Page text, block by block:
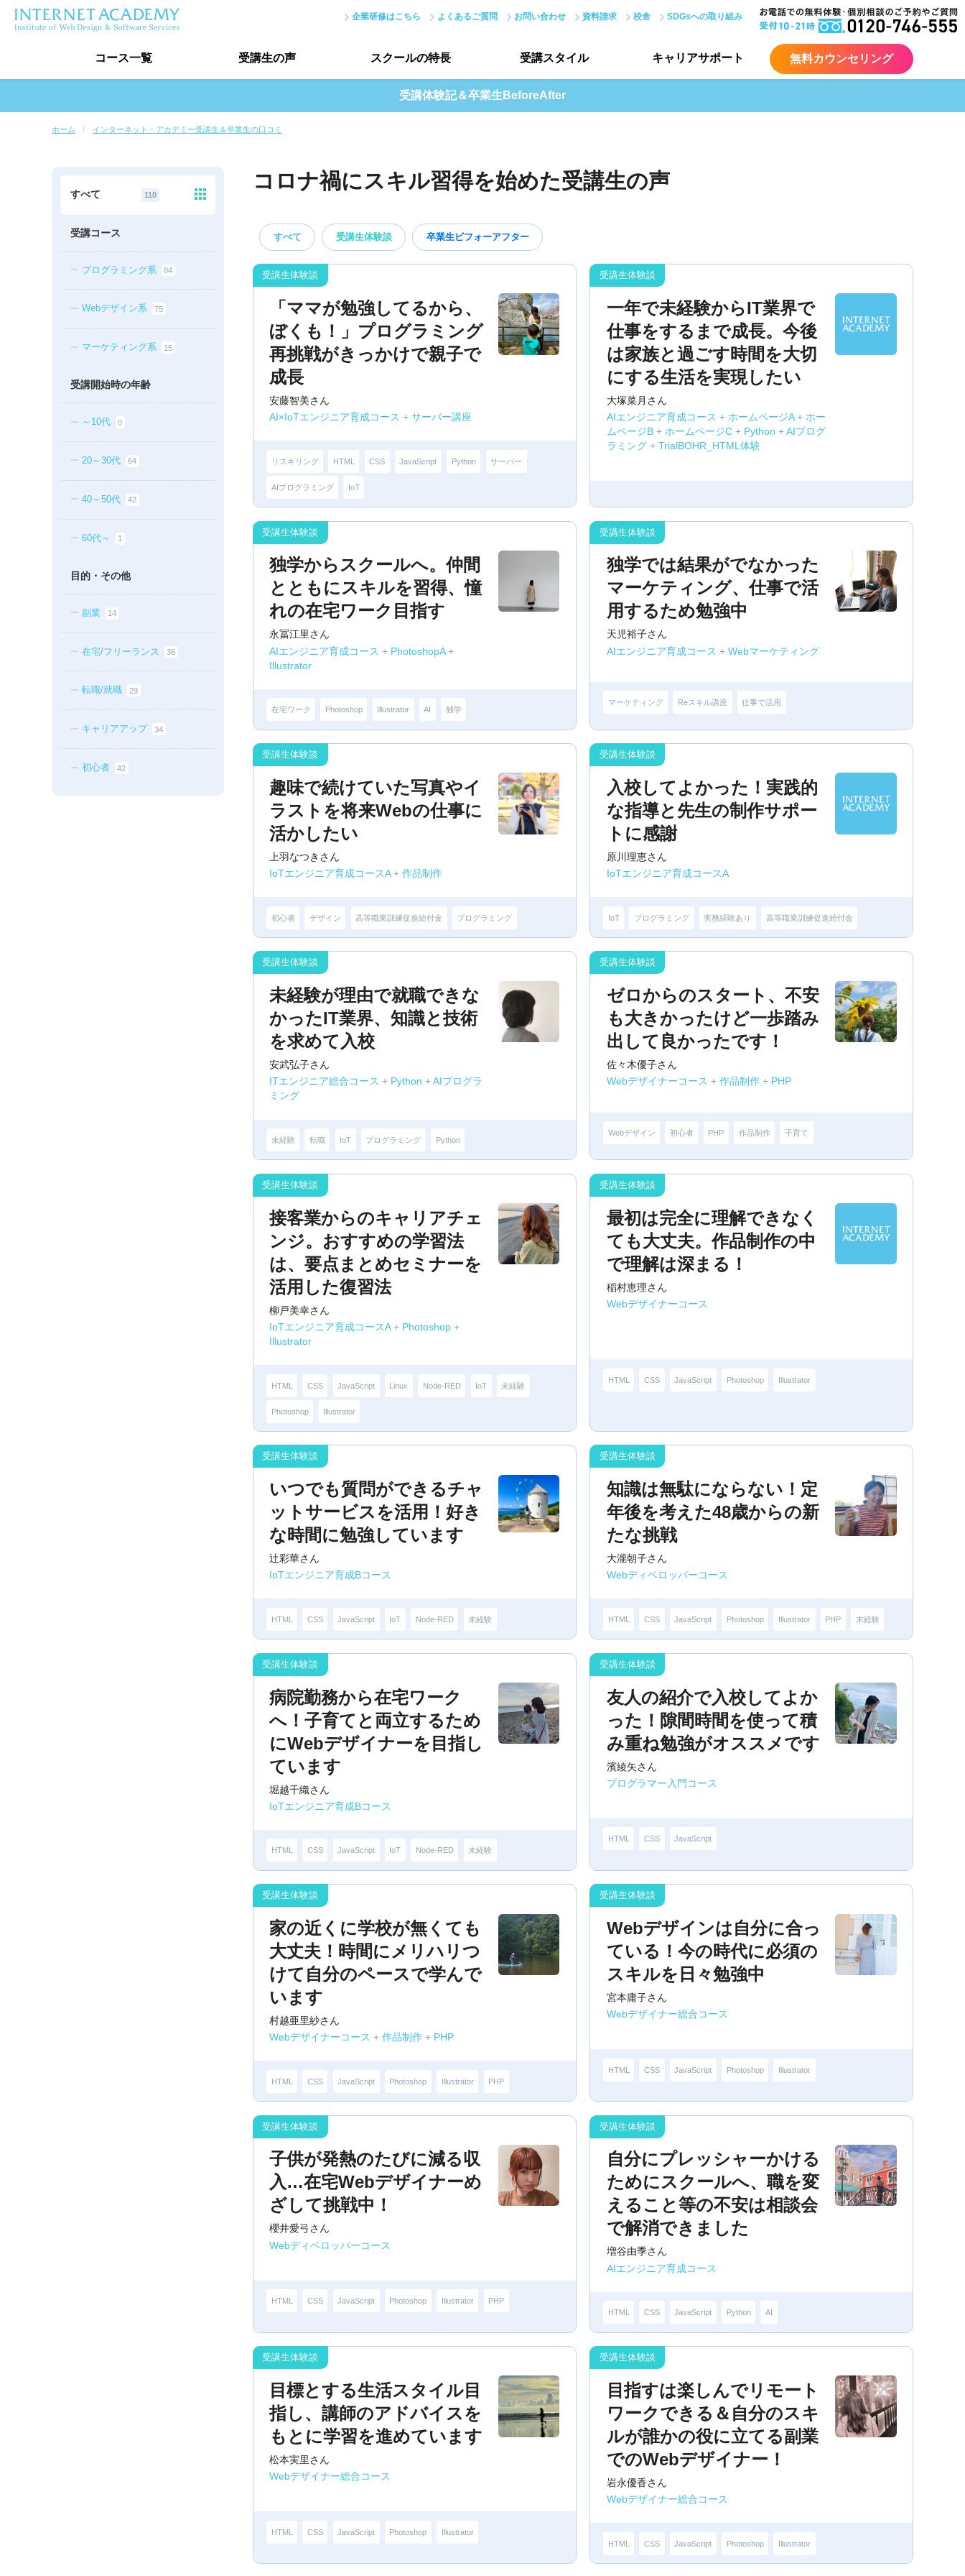
企業研修はこちら よくあるご質問 お問い合わせ 資料請求 校舎 SDGsへの取り組み
コース一覧 受講生の声
受講生の声トップ
受講生インタビュー
最新口コミ情報
スクールの特長
スクールの特長トップ
現場のノウハウ
最新で正確なスキル
受講スタイル
受講スタイルトップ
授業評価アンケート
キャリアサポート 無料カウンセリング
受講体験記＆卒業生BeforeAfter
ホーム インターネット・アカデミー受講生＆卒業生の口コミ
コロナ禍にスキル習得を始めた受講生の声
すべて 受講生体験談 卒業生ビフォーアフター
「ママが勉強してるから、
ぼくも！」プログラミング
再挑戦がきっかけで親子で
成長
安藤智美さん
AI×IoTエンジニア育成コース +サーバー講座
リスキリング HTML CSS JavaScript Python サーバー
AIプログラミング IoT
一年で未経験からIT業界で
仕事をするまで成長。今後
は家族と過ごす時間を大切
にする生活を実現したい
大塚菜月さん
AIエンジニア育成コース + ホームページA+ ホー
ムページB+ ホームページC+ Python +AIプログ
ラミング+ TrialBOHR_HTML体験
独学からスクールへ。仲間
とともにスキルを習得、憧
れの在宅ワーク目指す
永冨江里さん
AIエンジニア育成コース + PhotoshopA+
Illustrator
在宅ワーク Photoshop Illustrator AI 独学
独学では結果がでなかった
マーケティング、仕事で活
用するため勉強中
天児裕子さん
AIエンジニア育成コース + Webマーケティング
マーケティング Reスキル講座 仕事で活用
趣味で続けていた写真やイ
ラストを将来Webの仕事に
活かしたい
上羽なつきさん
IoTエンジニア育成コースA+作品制作
初心者 デザイン 高等職業訓練促進給付金 プログラミング
入校してよかった！実践的
な指導と先生の制作サポー
トに感謝
原川理恵さん
IoTエンジニア育成コースA
IoT プログラミング 実務経験あり 高等職業訓練促進給付金
未経験が理由で就職できな
かったIT業界、知識と技術
を求めて入校
安武弘子さん
ITエンジニア総合コース + Python +AIプログラ
ミング
未経験 転職 IoT プログラミング Python
ゼロからのスタート、不安
も大きかったけど一歩踏み
出して良かったです！
佐々木優子さん
Webデザイナーコース + 作品制作+ PHP
Webデザイン 初心者 PHP 作品制作 子育て
接客業からのキャリアチェ
ンジ。おすすめの学習法
は、要点まとめセミナーを
活用した復習法
柳戸美幸さん
IoTエンジニア育成コースA+ Photoshop +
Illustrator
HTML CSS JavaScript Linux Node-RED IoT 未経験
Photoshop Illustrator
最初は完全に理解できなく
ても大丈夫。作品制作の中
で理解は深まる！
稲村恵理さん
Webデザイナーコース
HTML CSS JavaScript Photoshop Illustrator
いつでも質問ができるチャ
ットサービスを活用！好き
な時間に勉強しています
辻彩華さん
IoTエンジニア育成Bコース
HTML CSS JavaScript IoT Node-RED 未経験
知識は無駄にならない！定
年後を考えた48歳からの新
たな挑戦
大瀧朝子さん
Webディベロッパーコース
HTML CSS JavaScript Photoshop Illustrator PHP 未経験
病院勤務から在宅ワーク
へ！子育てと両立するため
にWebデザイナーを目指し
ています
堀越千織さん
IoTエンジニア育成Bコース
HTML CSS JavaScript IoT Node-RED 未経験
友人の紹介で入校してよか
った！隙間時間を使って積
み重ね勉強がオススメです
濱綾矢さん
プログラマー入門コース
HTML CSS JavaScript
家の近くに学校が無くても
大丈夫！時間にメリハリつ
けて自分のペースで学んで
います
村越亜里紗さん
Webデザイナーコース +作品制作 + PHP
HTML CSS JavaScript Photoshop Illustrator PHP
Webデザインは自分に合っ
ている！今の時代に必須の
スキルを日々勉強中
宮本庸子さん
Webデザイナー総合コース
HTML CSS JavaScript Photoshop Illustrator
子供が発熱のたびに減る収
入…在宅Webデザイナーめ
ざして挑戦中！
櫻井愛弓さん
Webディベロッパーコース
HTML CSS JavaScript Photoshop Illustrator PHP
自分にプレッシャーかける
ためにスクールへ、職を変
えること等の不安は相談会
で解消できました
増谷由季さん
AIエンジニア育成コース
HTML CSS JavaScript Python AI
目標とする生活スタイル目
指し、講師のアドバイスを
もとに学習を進めています
松本実里さん
Webデザイナー総合コース
HTML CSS JavaScript Photoshop Illustrator
目指すは楽しんでリモート
ワークできる＆自分のスキ
ルが誰かの役に立てる副業
でのWebデザイナー！
岩永優香さん
Webデザイナー総合コース
HTML CSS JavaScript Photoshop Illustrator
すべて 110
受講コース
プログラミング系 84
Webデザイン系 75
マーケティング系 15
受講開始時の年齢
～10代 0
20～30代 64
40～50代 42
60代～ 1
目的・その他
副業 14
在宅/フリーランス 36
転職/就職 29
キャリアアップ 34
初心者 42